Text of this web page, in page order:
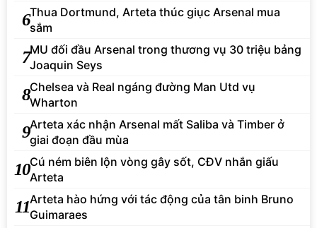
6Thua Dortmund, Arteta thúc giục Arsenal mua
sắm
7MU đối đầu Arsenal trong thương vụ 30 triệu bảng
Joaquin Seys
8Chelsea và Real ngáng đường Man Utd vụ
Wharton
9Arteta xác nhận Arsenal mất Saliba và Timber ở
giai đoạn đầu mùa
10Cú ném biên lộn vòng gây sốt, CĐV nhắn giấu
Arteta
11Arteta hào hứng với tác động của tân binh Bruno
Guimaraes